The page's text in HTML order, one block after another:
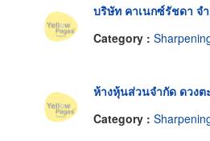
บริษัท คาเนกซ์รัชดา จ
Category : Sharpening,
ห้างหุ้นส่วนจำกัด ดวง
Category : Sharpening,